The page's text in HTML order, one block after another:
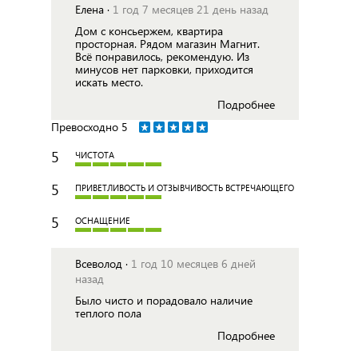
Елена · 1 год 7 месяцев 21 день назад
Дом с консьержем, квартира
просторная. Рядом магазин Магнит.
Всё понравилось, рекомендую. Из
минусов нет парковки, приходится
искать место.
Подробнее
Превосходно 5
5 ЧИСТОТА
5 ПРИВЕТЛИВОСТЬ И ОТЗЫВЧИВОСТЬ ВСТРЕЧАЮЩЕГО
5 ОСНАЩЕНИЕ
Всеволод · 1 год 10 месяцев 6 дней
назад
Было чисто и порадовало наличие
теплого пола
Подробнее